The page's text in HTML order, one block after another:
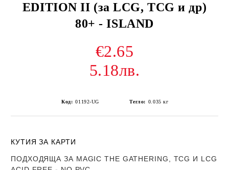
EDITION II (за LCG, TCG и др)
80+ - ISLAND
€2.65
5.18лв.
Код: 01192-UG Тегло: 0.035 кг
КУТИЯ ЗА КАРТИ
ПОДХОДЯЩА ЗА MAGIC THE GATHERING, TCG И LCG